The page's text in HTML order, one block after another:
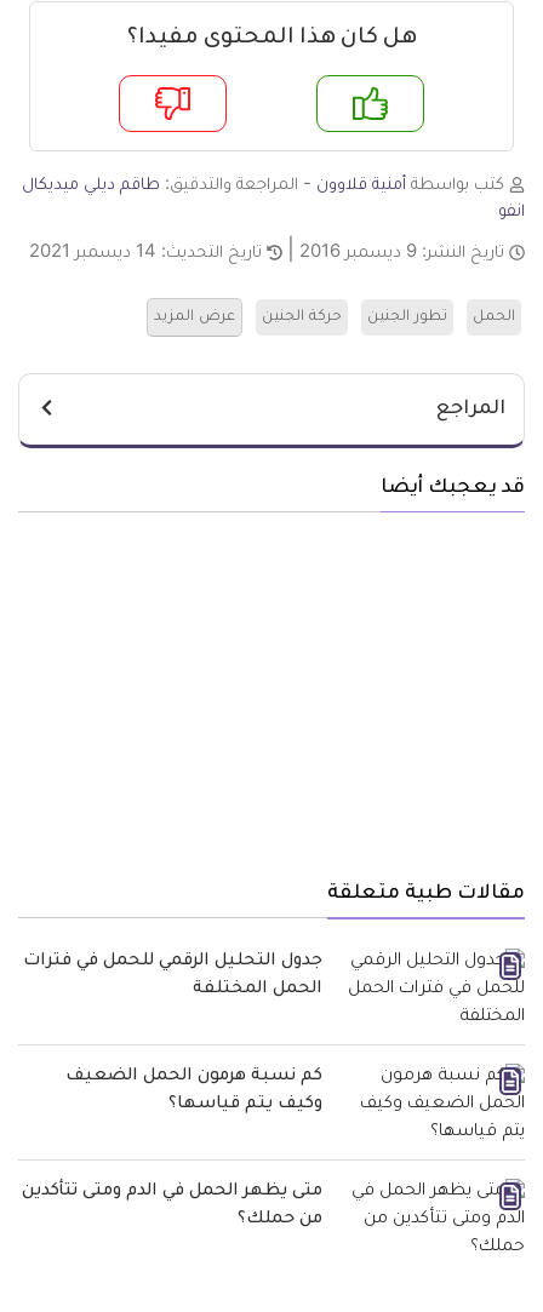
هل كان هذا المحتوى مفيدا؟
لا
كتب بواسطة أمنية قلاوون - المراجعة والتدقيق: طاقم ديلي ميديكال
انفو
تاريخ النشر: 9 ديسمبر 2016 تاريخ التحديث: 14 ديسمبر 2021
الحمل تطور الجنين حركة الجنين عرض المزيد
المراجع
قد يعجبك أيضا
مقالات طبية متعلقة
جدول التحليل الرقمي للحمل في فترات
الحمل المختلفة
كم نسبة هرمون الحمل الضعيف
وكيف يتم قياسها؟
متى يظهر الحمل في الدم ومتى تتأكدين
من حملك؟